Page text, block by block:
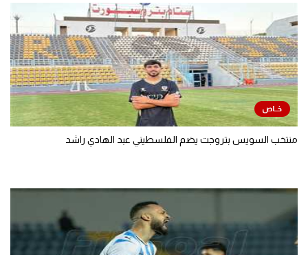
منتخب السويس بتروجت يضم الفلسطيني عبد الهادي راشد